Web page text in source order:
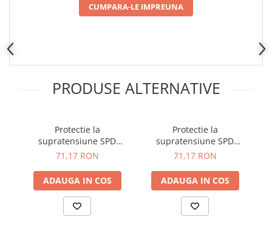
Placi de Expansiune
Senzori Electronici
Componente Electronice
Acumulatori
Contoare si Relee Electrice
Sigurante Automate
Sigurante Fuzibile
CUMPARA-LE IMPREUNA
PRODUSE ALTERNATIVE
Protectie la
supratensiune SPD
pentru sisteme
TAXNELE TXSD-PV-600V
71,17 RON
ADAUGA IN COS
Protectie la
supratensiune SPD
pentru sisteme
TAXNELE TXSD-PV-1000V
71,17 RON
ADAUGA IN COS